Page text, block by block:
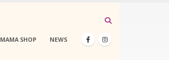
MAMA SHOP NEWS